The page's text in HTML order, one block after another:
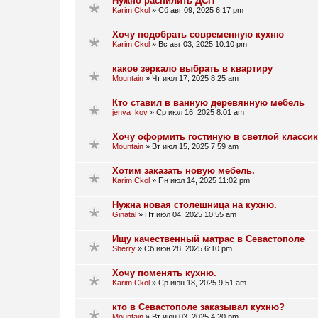
Karim Ckol » Сб авг 09, 2025 6:17 pm
Хочу подобрать современную кухню
Karim Ckol » Вс авг 03, 2025 10:10 pm
какое зеркало выбрать в квартиру
Mountain » Чт июл 17, 2025 8:25 am
Кто ставил в ванную деревянную мебель
jenya_kov » Ср июл 16, 2025 8:01 am
Хочу оформить гостиную в светлой
Mountain » Вт июл 15, 2025 7:59 am
Хотим заказать новую мебель.
Karim Ckol » Пн июл 14, 2025 11:02 pm
Нужна новая столешница на кухню.
Ginatal » Пт июл 04, 2025 10:55 am
Ищу качественный матрас в Севастополе
Sherry » Сб июн 28, 2025 6:10 pm
Хочу поменять кухню.
Karim Ckol » Ср июн 18, 2025 9:51 am
кто в Севастополе заказывал кухню?